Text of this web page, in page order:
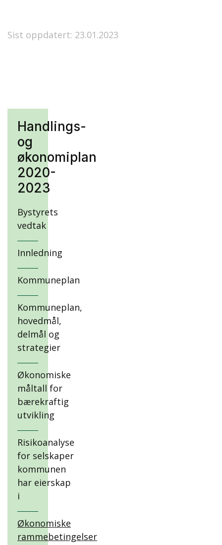
Handlings-
og
økonomiplan
2020-
2023
Bystyrets
vedtak
Innledning
Kommuneplan
Kommuneplan,
hovedmål,
delmål og
strategier
Økonomiske
måltall for
bærekraftig
utvikling
Risikoanalyse
for selskaper
kommunen
har eierskap
i
Økonomiske
rammebetingelser
Sist oppdatert: 23.01.2023